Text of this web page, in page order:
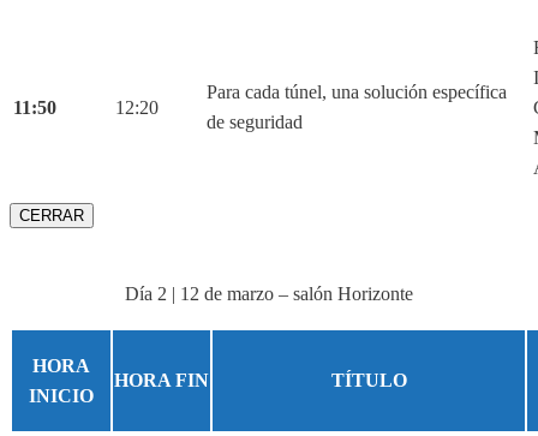
11:50 12:20
Para cada túnel, una solución específica
de seguridad
CERRAR
Día 2 | 12 de marzo – salón Horizonte
HORA
INICIO
HORA FIN TÍTULO